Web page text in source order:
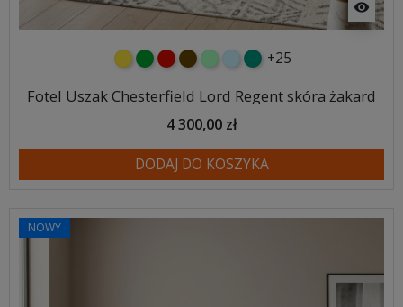
visibility
żółtyzielonyczerwony
czekoladowy
miętowybłękitny
turkusowy
+25
Fotel Uszak Chesterfield Lord Regent skóra żakard
4 300,00 zł
DODAJ DO KOSZYKA
NOWY